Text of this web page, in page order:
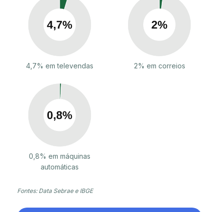
4,7% em televendas 2% em correios
0,8% em máquinas
automáticas
Fontes: Data Sebrae e IBGE